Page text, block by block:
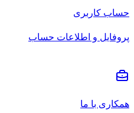
حساب کاربری
پروفایل و اطلاعات حساب
همکاری با ما